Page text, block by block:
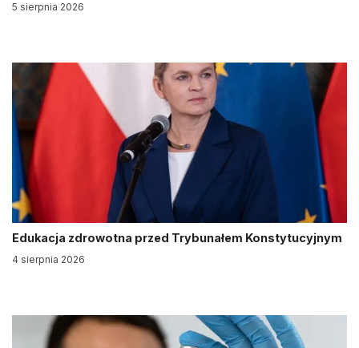
5 sierpnia 2026
Edukacja zdrowotna przed Trybunałem Konstytucyjnym
4 sierpnia 2026